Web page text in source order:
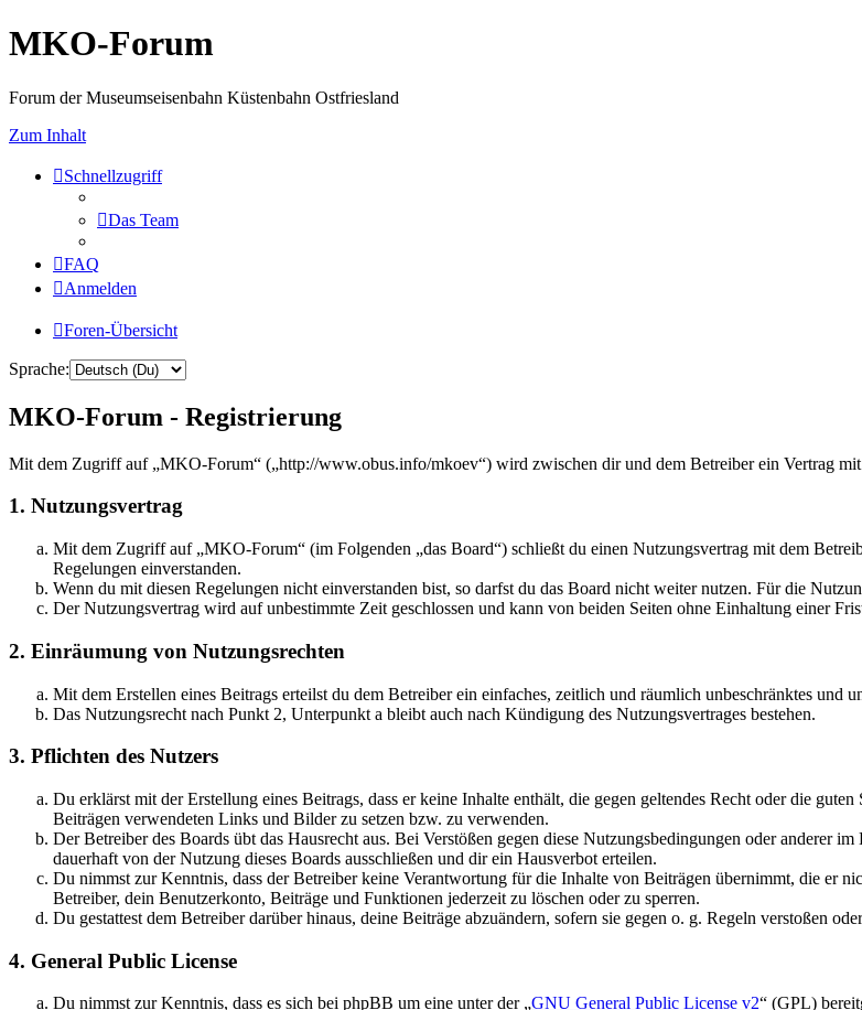
MKO-Forum
Forum der Museumseisenbahn Küstenbahn Ostfriesland
Zum Inhalt
Schnellzugriff
Das Team
FAQ
Anmelden
Foren-Übersicht
Sprache:
MKO-Forum - Registrierung
Mit dem Zugriff auf „MKO-Forum“ („http://www.obus.info/mkoev“) wird zwischen dir und dem Betreiber ein Vertrag mit
1. Nutzungsvertrag
Mit dem Zugriff auf „MKO-Forum“ (im Folgenden „das Board“) schließt du einen Nutzungsvertrag mit dem
Regelungen einverstanden.
Wenn du mit diesen Regelungen nicht einverstanden bist, so darfst du das Board nicht weiter nutzen. Für die
Der Nutzungsvertrag wird auf unbestimmte Zeit geschlossen und kann von beiden Seiten ohne Einhaltung einer
2. Einräumung von Nutzungsrechten
Mit dem Erstellen eines Beitrags erteilst du dem Betreiber ein einfaches, zeitlich und räumlich unbeschränktes und
Das Nutzungsrecht nach Punkt 2, Unterpunkt a bleibt auch nach Kündigung des Nutzungsvertrages bestehen.
3. Pflichten des Nutzers
Du erklärst mit der Erstellung eines Beitrags, dass er keine Inhalte enthält, die gegen geltendes Recht oder die
Beiträgen verwendeten Links und Bilder zu setzen bzw. zu verwenden.
Der Betreiber des Boards übt das Hausrecht aus. Bei Verstößen gegen diese Nutzungsbedingungen oder anderer
dauerhaft von der Nutzung dieses Boards ausschließen und dir ein Hausverbot erteilen.
Du nimmst zur Kenntnis, dass der Betreiber keine Verantwortung für die Inhalte von Beiträgen übernimmt, die er
Betreiber, dein Benutzerkonto, Beiträge und Funktionen jederzeit zu löschen oder zu sperren.
Du gestattest dem Betreiber darüber hinaus, deine Beiträge abzuändern, sofern sie gegen o. g. Regeln verstoßen
4. General Public License
Du nimmst zur Kenntnis, dass es sich bei phpBB um eine unter der „GNU General Public License v2“ (GPL)